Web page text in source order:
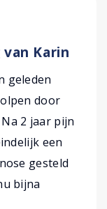
van Karin
geleden
door
2 jaar pijn
een
gesteld
bijna